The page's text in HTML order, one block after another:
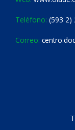
Teléfono: (593 2)
Correo: